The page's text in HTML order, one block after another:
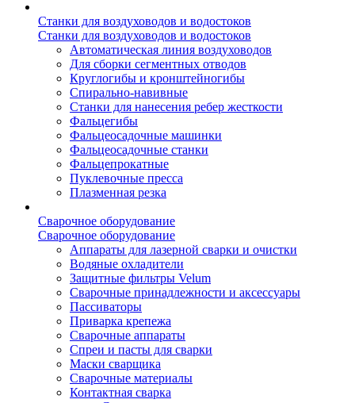
Станки для воздуховодов и водостоков
Станки для воздуховодов и водостоков
Автоматическая линия воздуховодов
Для сборки сегментных отводов
Круглогибы и кронштейногибы
Спирально-навивные
Станки для нанесения ребер жесткости
Фальцегибы
Фальцеосадочные машинки
Фальцеосадочные станки
Фальцепрокатные
Пуклевочные пресса
Плазменная резка
Сварочное оборудование
Сварочное оборудование
Аппараты для лазерной сварки и очистки
Водяные охладители
Защитные фильтры Velum
Сварочные принадлежности и аксессуары
Пассиваторы
Приварка крепежа
Сварочные аппараты
Спреи и пасты для сварки
Маски сварщика
Сварочные материалы
Контактная сварка